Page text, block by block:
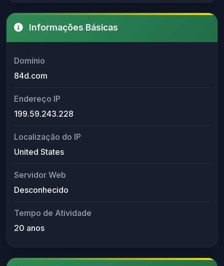
Informações Básicas
Domínio
84d.com
Endereço IP
199.59.243.228
Localização do IP
United States
Servidor Web
Desconhecido
Tempo de Atividade
20 anos